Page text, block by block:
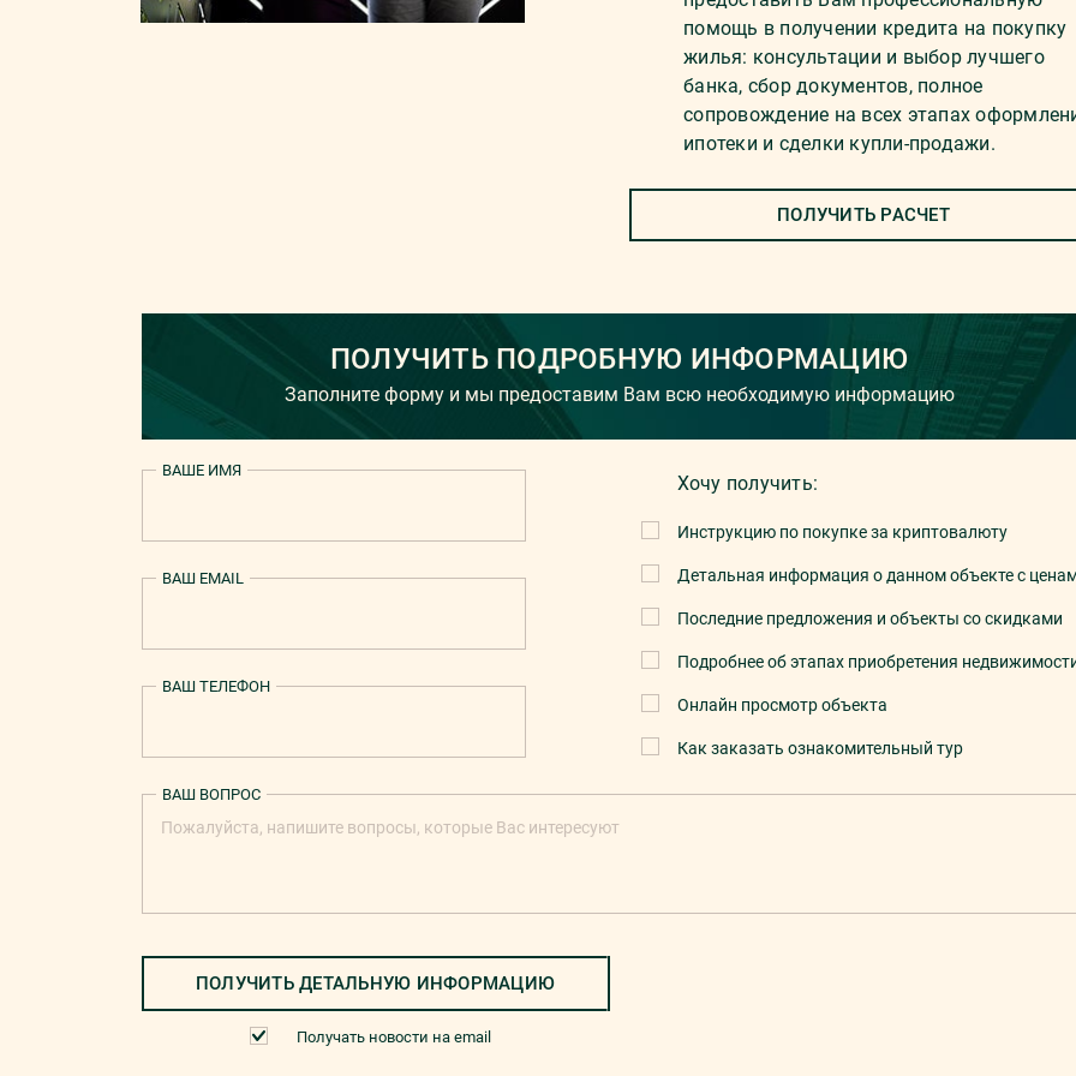
помощь в получении кредита на покупку
жилья: консультации и выбор лучшего
банка, сбор документов, полное
сопровождение на всех этапах
ипотеки и сделки купли-продажи.
ПОЛУЧИТЬ РАСЧЕТ
ПОЛУЧИТЬ ПОДРОБНУЮ ИНФОРМАЦИЮ
Заполните форму и мы предоставим Вам всю необходимую информацию
ВАШЕ ИМЯ
ВАШ EMAIL
ВАШ ТЕЛЕФОН
Хочу получить:
Инструкцию по покупке за криптовалюту
Детальная информация о данном объекте с
Последние предложения и объекты со скидками
Подробнее об этапах приобретения
Онлайн просмотр объекта
Как заказать ознакомительный тур
ВАШ ВОПРОС
ПОЛУЧИТЬ ДЕТАЛЬНУЮ ИНФОРМАЦИЮ
Получать новости на email